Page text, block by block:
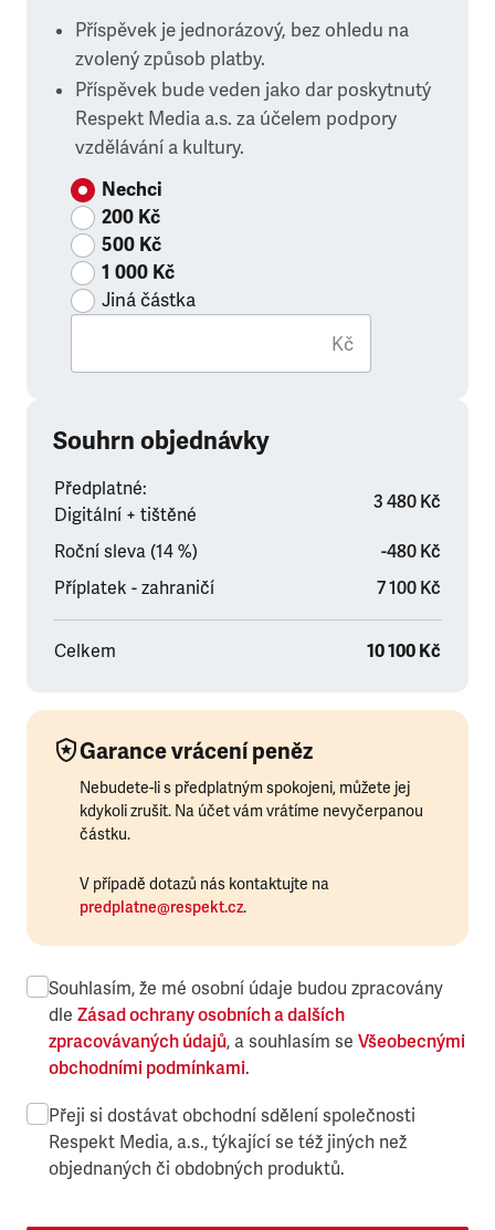
Příspěvek je jednorázový, bez ohledu na
zvolený způsob platby.
Příspěvek bude veden jako dar poskytnutý
Respekt Media a.s. za účelem podpory
vzdělávání a kultury.
Nechci
200 Kč
500 Kč
1 000 Kč
Jiná částka
Kč
Souhrn objednávky
Předplatné:
Digitální + tištěné
3 480 Kč
Roční sleva (14 %)
-480 Kč
Příplatek - zahraničí
7 100 Kč
Celkem 10 100 Kč
Garance vrácení peněz
Nebudete-li s předplatným spokojeni, můžete jej
kdykoli zrušit. Na účet vám vrátíme nevyčerpanou
částku.
V případě dotazů nás kontaktujte na
predplatne@respekt.cz.
Souhlasím, že mé osobní údaje budou zpracovány
dle Zásad ochrany osobních a dalších
zpracovávaných údajů, a souhlasím se Všeobecnými
obchodními podmínkami.
Přeji si dostávat obchodní sdělení společnosti
Respekt Media, a.s., týkající se též jiných než
objednaných či obdobných produktů.